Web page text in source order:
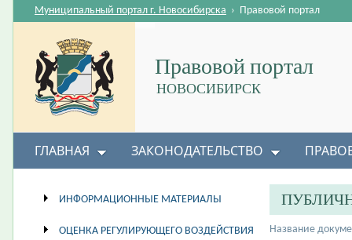
Правовой портал
НОВОСИБИРСК
Муниципальный портал г. Новосибирска › Правовой портал
ГЛАВНАЯ ЗАКОНОДАТЕЛЬСТВО
ИНФОРМАЦИОННЫЕ МАТЕРИАЛЫ
ОЦЕНКА РЕГУЛИРУЮЩЕГО ВОЗДЕЙСТВИЯ Название